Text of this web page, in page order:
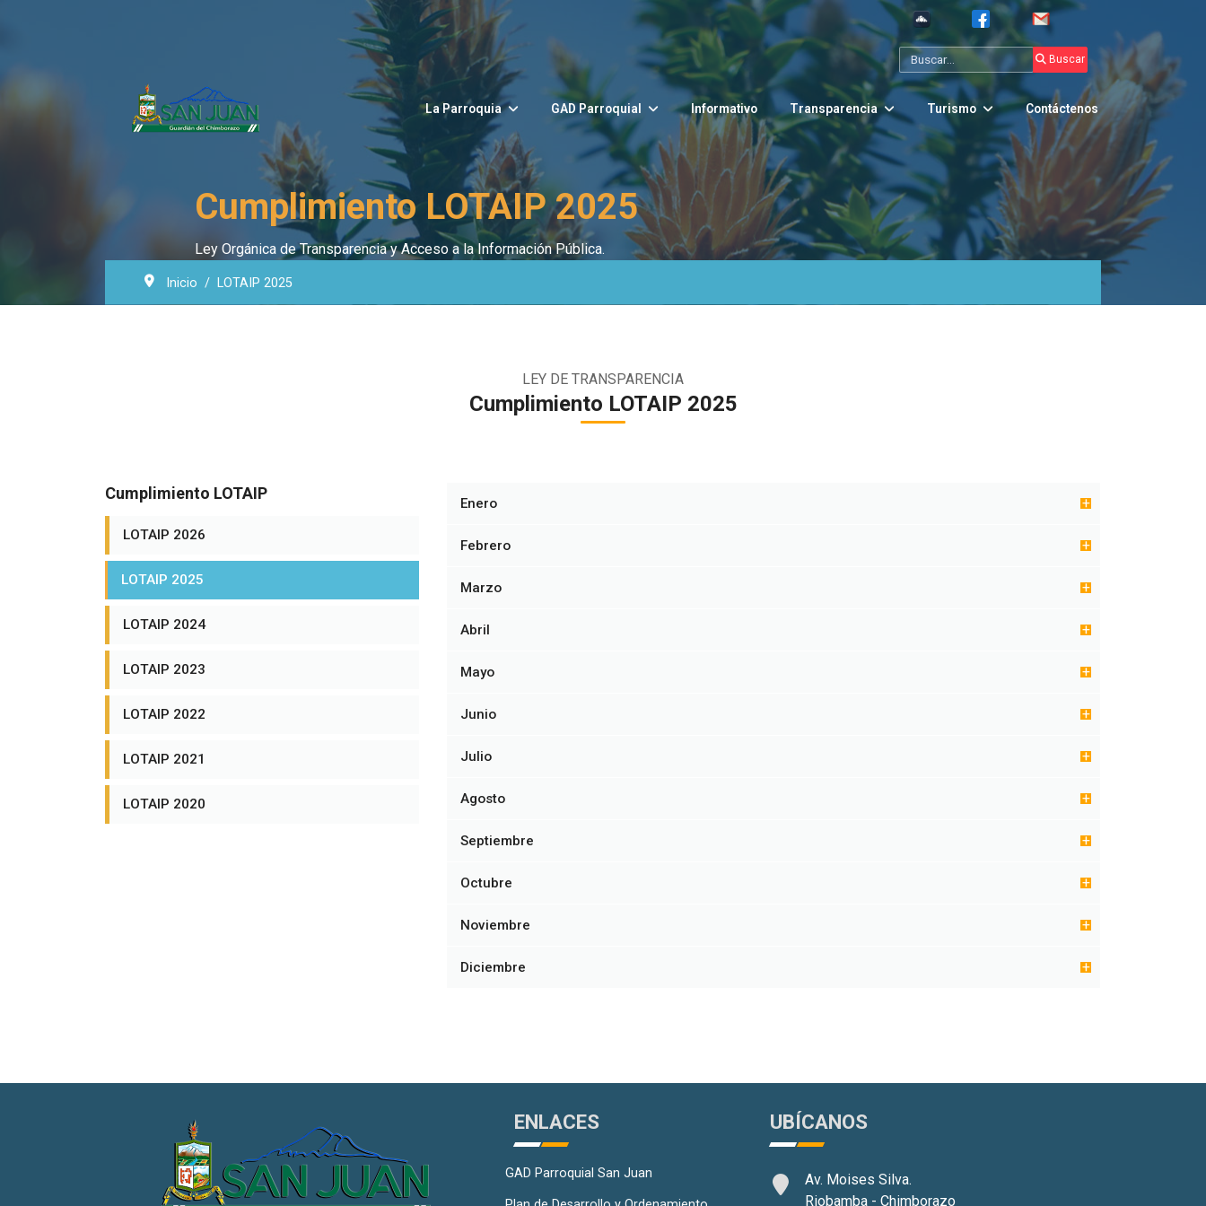
Go
Buscar
La Parroquia GAD Parroquial Informativo Transparencia Turismo Contáctenos
Cumplimiento LOTAIP 2025
Ley Orgánica de Transparencia y Acceso a la Información Pública.
Inicio LOTAIP 2025
LEY DE TRANSPARENCIA
Cumplimiento LOTAIP 2025
Cumplimiento LOTAIP
LOTAIP 2026
LOTAIP 2025
LOTAIP 2024
LOTAIP 2023
LOTAIP 2022
LOTAIP 2021
LOTAIP 2020
Enero
Febrero
Marzo
Abril
Mayo
Junio
Julio
Agosto
Septiembre
Octubre
Noviembre
Diciembre
ENLACES
GAD Parroquial San Juan
UBÍCANOS
Av. Moises Silva.
Riobamba - Chimborazo